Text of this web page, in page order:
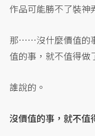
作品可能勝不了裝神
那……沒什麼價值的
值的事，就不值得做
誰說的。
沒價值的事，就不值